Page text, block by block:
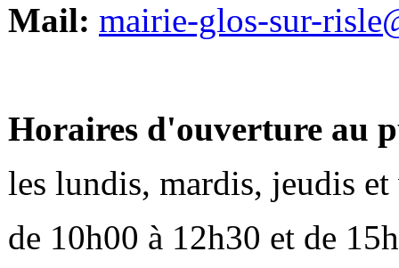
Mail: mairie-glos-sur-
Horaires d'ouverture au
les lundis, mardis, jeudis et
de 10h00 à 12h30 et de